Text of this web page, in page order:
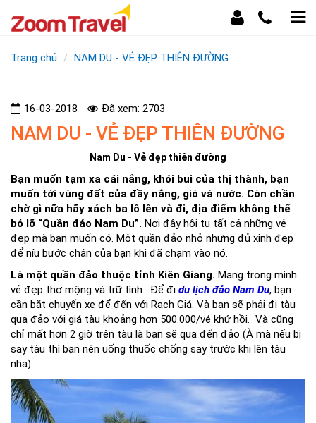
Trang chủ NAM DU - VẺ ĐẸP THIÊN ĐƯỜNG
16-03-2018 Đã xem: 2703
NAM DU - VẺ ĐẸP THIÊN ĐƯỜNG
Nam Du - Vẻ đẹp thiên đường
Bạn muốn tạm xa cái nắng, khói bui của thị thành, bạn
muốn tới vùng đất của đầy nắng, gió và nước. Còn chần
chờ gì nữa hãy xách ba lô lên và đi, địa điểm không thể
bỏ lỡ “Quần đảo Nam Du”. Nơi đây hội tụ tất cả những vẻ
đẹp mà bạn muốn có. Một quần đảo nhỏ nhưng đủ xinh đẹp
để níu bước chân của bạn khi đã chạm vào nó.
Là một quần đảo thuộc tỉnh Kiên Giang. Mang trong mình
vẻ đẹp thơ mộng và trữ tình. Để đi du lịch đảo Nam Du, bạn
cần bắt chuyến xe để đến với Rạch Giá. Và bạn sẽ phải đi tàu
qua đảo với giá tàu khoảng hơn 500.000/vé khứ hồi. Và cũng
chỉ mất hơn 2 giờ trên tàu là bạn sẽ qua đến đảo (À mà nếu bị
say tàu thì bạn nên uống thuốc chống say trước khi lên tàu
nha).